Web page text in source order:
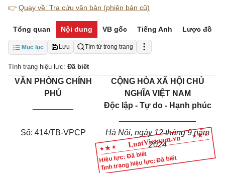
👉 Quay về: Tra cứu văn bản (phiên bản cũ)
Tổng quan Nội dung VB gốc Tiếng Anh Lược đồ
Mục lục Lưu Tìm từ trong trang
Tình trạng hiệu lực: Đã biết
Hiệu lực: Đã biết
Tình trạng hiệu lực: Đã biết
VĂN PHÒNG CHÍNH
PHỦ
CỘNG HÒA XÃ HỘI CHỦ
NGHĨA VIỆT NAM
Độc lập - Tự do - Hạnh phúc
Số: 414/TB-VPCP
Hà Nội, ngày 12 tháng 9 năm
2024